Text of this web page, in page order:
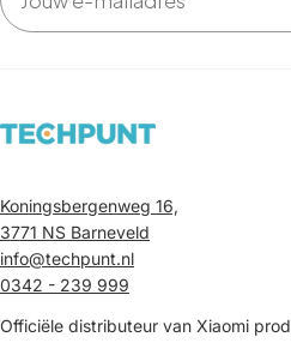
Koningsbergenweg 16,
3771 NS Barneveld
info@techpunt.nl
0342 - 239 999
Officiële distributeur van Xiaomi